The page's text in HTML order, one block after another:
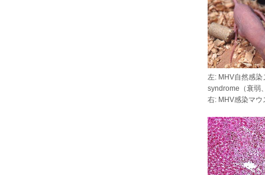
左: MHV自然感
syndrome（衰弱
右: MHV感染マ